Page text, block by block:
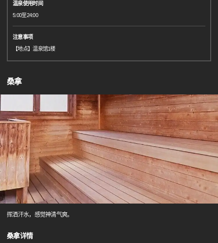
温泉使用时间
5:00至24:00
注意事项
【地点】温泉馆1楼
桑拿
挥洒汗水，感觉神清气爽。
桑拿详情